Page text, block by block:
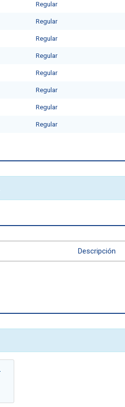
Regular
Regular
Regular
Regular
Regular
Regular
Regular
Regular
Descripción